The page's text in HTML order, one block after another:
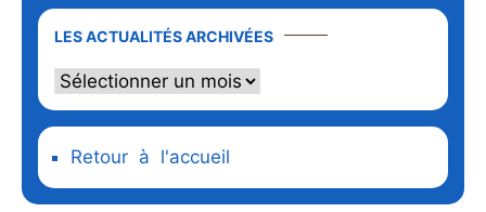
LES ACTUALITÉS ARCHIVÉES
Retour à l'accueil